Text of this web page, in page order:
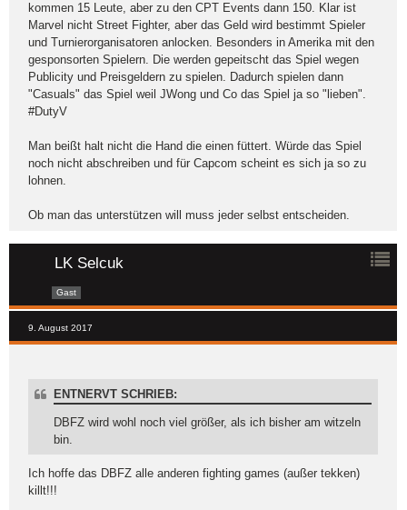
kommen 15 Leute, aber zu den CPT Events dann 150. Klar ist
Marvel nicht Street Fighter, aber das Geld wird bestimmt Spieler
und Turnierorganisatoren anlocken. Besonders in Amerika mit den
gesponsorten Spielern. Die werden gepeitscht das Spiel wegen
Publicity und Preisgeldern zu spielen. Dadurch spielen dann
"Casuals" das Spiel weil JWong und Co das Spiel ja so "lieben".
#DutyV
Man beißt halt nicht die Hand die einen füttert. Würde das Spiel
noch nicht abschreiben und für Capcom scheint es sich ja so zu
lohnen.
Ob man das unterstützen will muss jeder selbst entscheiden.
LK Selcuk
Gast
9. August 2017
ENTNERVT SCHRIEB:
DBFZ wird wohl noch viel größer, als ich bisher am witzeln
bin.
Ich hoffe das DBFZ alle anderen fighting games (außer tekken)
killt!!!